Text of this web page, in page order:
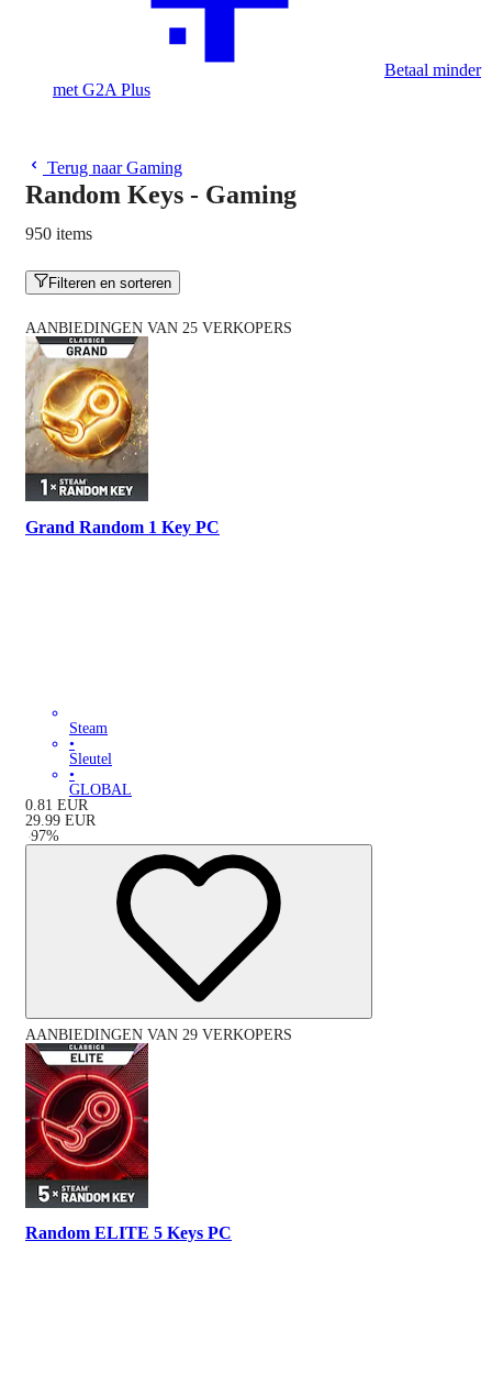
Betaal minder
met G2A Plus
Terug naar Gaming
Random Keys - Gaming
950 items
Filteren en sorteren
AANBIEDINGEN VAN 25 VERKOPERS
Grand Random 1 Key PC
Steam
•
Sleutel
•
GLOBAL
0.81 EUR
29.99 EUR
-97%
AANBIEDINGEN VAN 29 VERKOPERS
Random ELITE 5 Keys PC